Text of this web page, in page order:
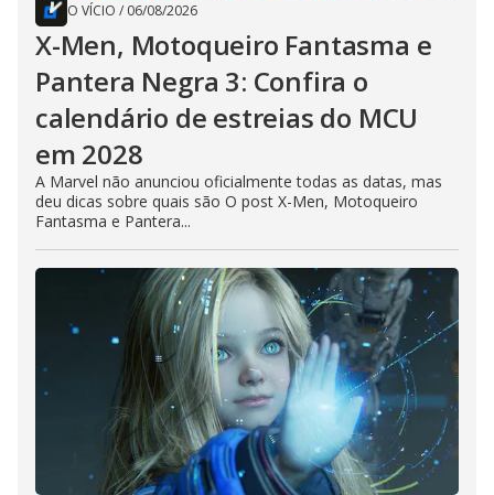
O VÍCIO / 06/08/2026
X-Men, Motoqueiro Fantasma e
Pantera Negra 3: Confira o
calendário de estreias do MCU
em 2028
A Marvel não anunciou oficialmente todas as datas, mas
deu dicas sobre quais são O post X-Men, Motoqueiro
Fantasma e Pantera...